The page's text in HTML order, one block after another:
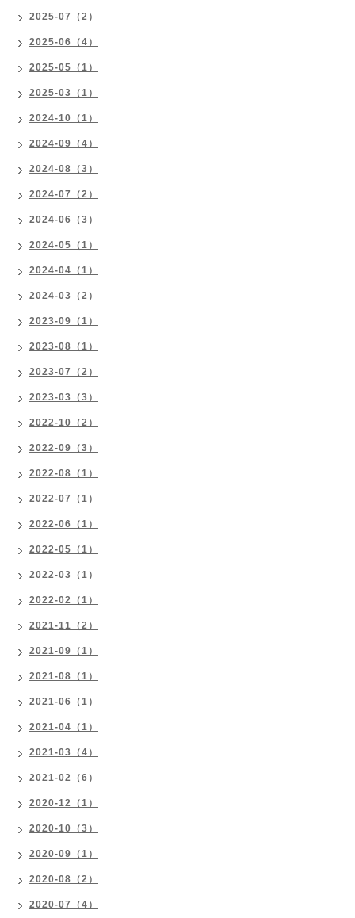
2025-07（2）
2025-06（4）
2025-05（1）
2025-03（1）
2024-10（1）
2024-09（4）
2024-08（3）
2024-07（2）
2024-06（3）
2024-05（1）
2024-04（1）
2024-03（2）
2023-09（1）
2023-08（1）
2023-07（2）
2023-03（3）
2022-10（2）
2022-09（3）
2022-08（1）
2022-07（1）
2022-06（1）
2022-05（1）
2022-03（1）
2022-02（1）
2021-11（2）
2021-09（1）
2021-08（1）
2021-06（1）
2021-04（1）
2021-03（4）
2021-02（6）
2020-12（1）
2020-10（3）
2020-09（1）
2020-08（2）
2020-07（4）